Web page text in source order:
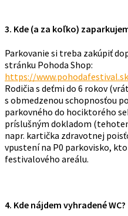
3. Kde (a za koľko)
Parkovanie si treba zakúpiť
stránku Pohoda Shop:
https://
Rodičia s deťmi do 6 rokov
s obmedzenou schopnosťou
parkovného do hociktorého
príslušným dokladom
napr. kartička zdravotnej
vpustení na P0 parkovisko,
festivalového areálu.
4. Kde nájdem vyhradené WC?